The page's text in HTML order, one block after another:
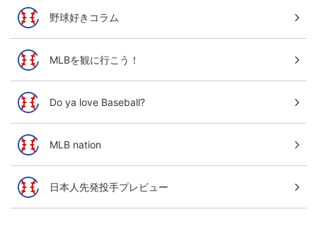
野球好きコラム
MLBを観に行こう！
Do ya love Baseball?
MLB nation
日本人先発投手プレビュー